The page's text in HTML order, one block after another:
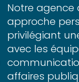
Notre agence
approche
privilégiant
avec les
affaires